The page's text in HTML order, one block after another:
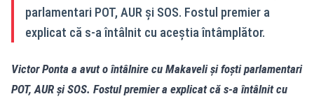
parlamentari POT, AUR și SOS. Fostul premier a
explicat că s-a întâlnit cu aceștia întâmplător.
Victor Ponta a avut o întâlnire cu Makaveli și foști parlamentari
POT, AUR și SOS. Fostul premier a explicat că s-a întâlnit cu